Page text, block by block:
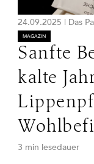
24.09.2025 | Das
MAGAZIN
Sanfte
kalte
3 min lesedauer